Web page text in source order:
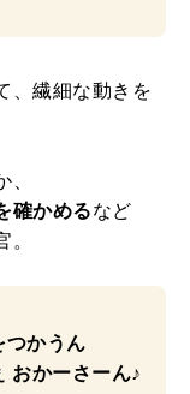
、繊細な動きを
確かめるなど
かうん
かーさーん♪